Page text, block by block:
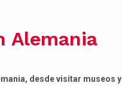
Alemania
desde visitar museos y